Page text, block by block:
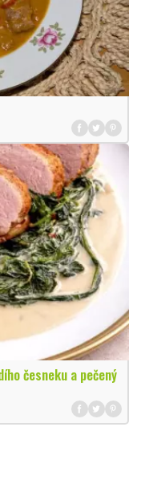
česneku a pečený